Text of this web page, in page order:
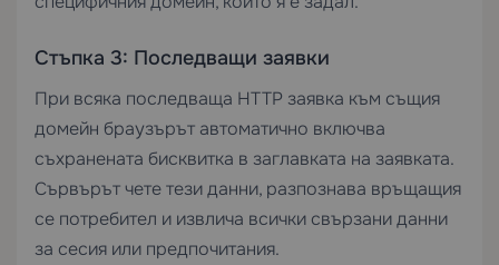
Стъпка 3: Последващи заявки
При всяка последваща HTTP заявка към същия
домейн браузърът автоматично включва
съхранената бисквитка в заглавката на заявката.
Сървърът чете тези данни, разпознава връщащия
се потребител и извлича всички свързани данни
за сесия или предпочитания.